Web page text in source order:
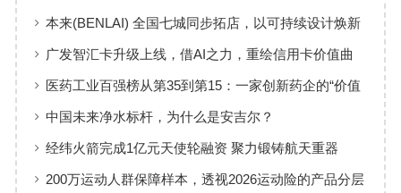
本来(BENLAI) 全国七城同步拓店，以可持续设计焕新
品牌体验
广发智汇卡升级上线，借AI之力，重绘信用卡价值曲
线
医药工业百强榜从第35到第15：一家创新药企的“价值
增长”样本
中国未来净水标杆，为什么是安吉尔？
经纬火箭完成1亿元天使轮融资 聚力锻铸航天重器
200万运动人群保障样本，透视2026运动险的产品分层